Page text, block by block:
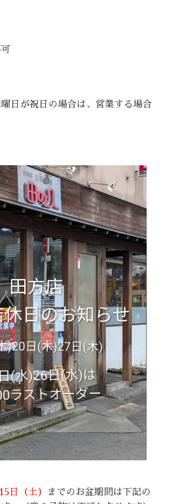
日が祝日の場合は、営業する場合
日（土）
までのお盆期間は下記の